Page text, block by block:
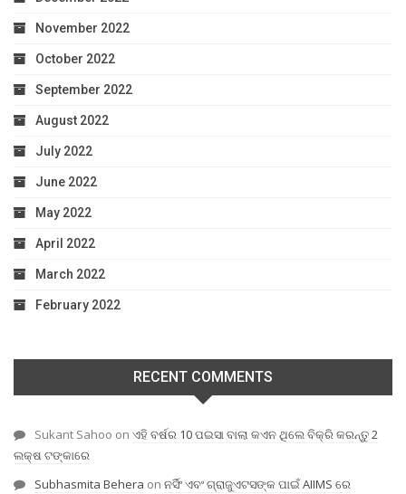
November 2022
October 2022
September 2022
August 2022
July 2022
June 2022
May 2022
April 2022
March 2022
February 2022
RECENT COMMENTS
Sukant Sahoo on ଏହି ବର୍ଷର 10 ପଇସା ବାଲା କଏନ ଥିଲେ ବିକ୍ରି କରନ୍ତୁ 2
ଲକ୍ଷ ଟଙ୍କାରେ
Subhasmita Behera on ନର୍ସିଂ ଏବଂ ଗ୍ରାଜୁଏଟସଙ୍କ ପାଇଁ AIIMS ରେ